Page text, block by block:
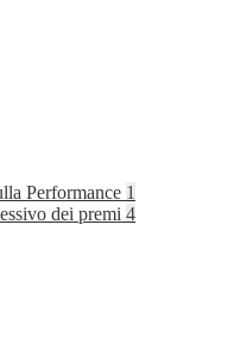
Performance 1
dei premi 4